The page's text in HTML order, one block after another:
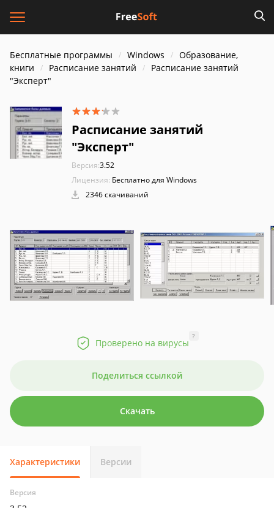
Бесплатные программы Windows
Образование,
книги
Расписание занятий
Расписание занятий
"Эксперт"
Расписание занятий
"Эксперт"
Версия:3.52
Лицензия: Бесплатно для Windows
2346 скачиваний
Проверено на вирусы
?
Поделиться ссылкой
Скачать
Характеристики Версии
Версия